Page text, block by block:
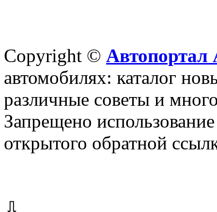
Copyright © Автопортал
автомобилях: каталог
различные советы и
Запрещено
открытого обратной